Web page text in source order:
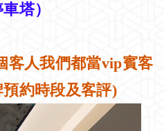
車塔）
客人我們都當vip賓客
約時段及客評)